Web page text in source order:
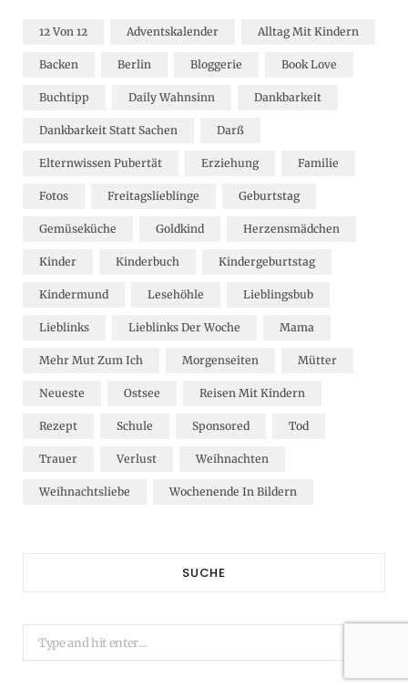
12 Von 12 Adventskalender Alltag Mit Kindern
Backen Berlin Bloggerie Book Love
Buchtipp Daily Wahnsinn Dankbarkeit
Dankbarkeit Statt Sachen Darß
Elternwissen Pubertät Erziehung Familie
Fotos Freitagslieblinge Geburtstag
Gemüseküche Goldkind Herzensmädchen
Kinder Kinderbuch Kindergeburtstag
Kindermund Lesehöhle Lieblingsbub
Lieblinks Lieblinks Der Woche Mama
Mehr Mut Zum Ich Morgenseiten Mütter
Neueste Ostsee Reisen Mit Kindern
Rezept Schule Sponsored Tod
Trauer Verlust Weihnachten
Weihnachtsliebe Wochenende In Bildern
SUCHE
Search
for: